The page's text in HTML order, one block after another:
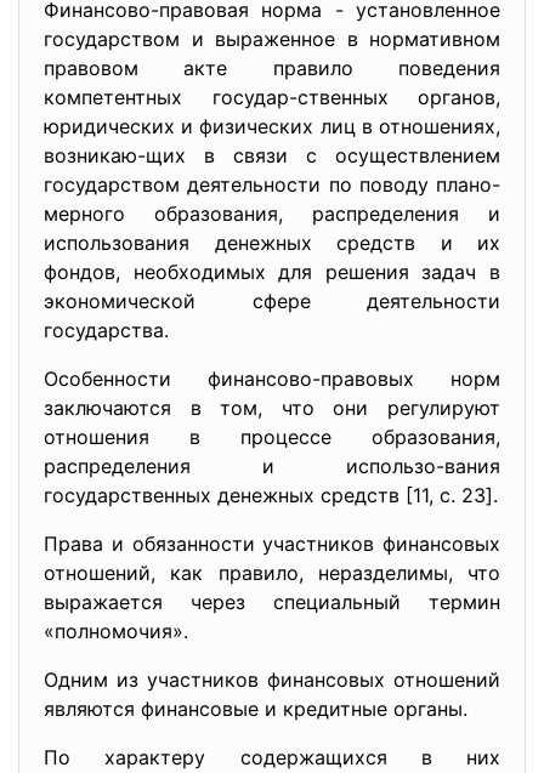
Финансово-правовая норма - установленное
государством и выраженное в нормативном
правовом акте правило поведения
компетентных государ-ственных органов,
юридических и физических лиц в отношениях,
возникаю-щих в связи с осуществлением
государством деятельности по поводу плано-
мерного образования, распределения и
использования денежных средств и их
фондов, необходимых для решения задач в
экономической сфере деятельности
государства.
Особенности финансово-правовых норм
заключаются в том, что они регулируют
отношения в процессе образования,
распределения и использо-вания
государственных денежных средств [11, c. 23].
Права и обязанности участников финансовых
отношений, как правило, неразделимы, что
выражается через специальный термин
«полномочия».
Одним из участников финансовых отношений
являются финансовые и кредитные органы.
По характеру содержащихся в них